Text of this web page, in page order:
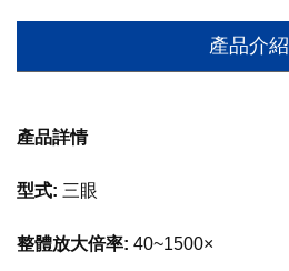
產品介紹
產品詳情
型式: 三眼
整體放大倍率: 40~1500×